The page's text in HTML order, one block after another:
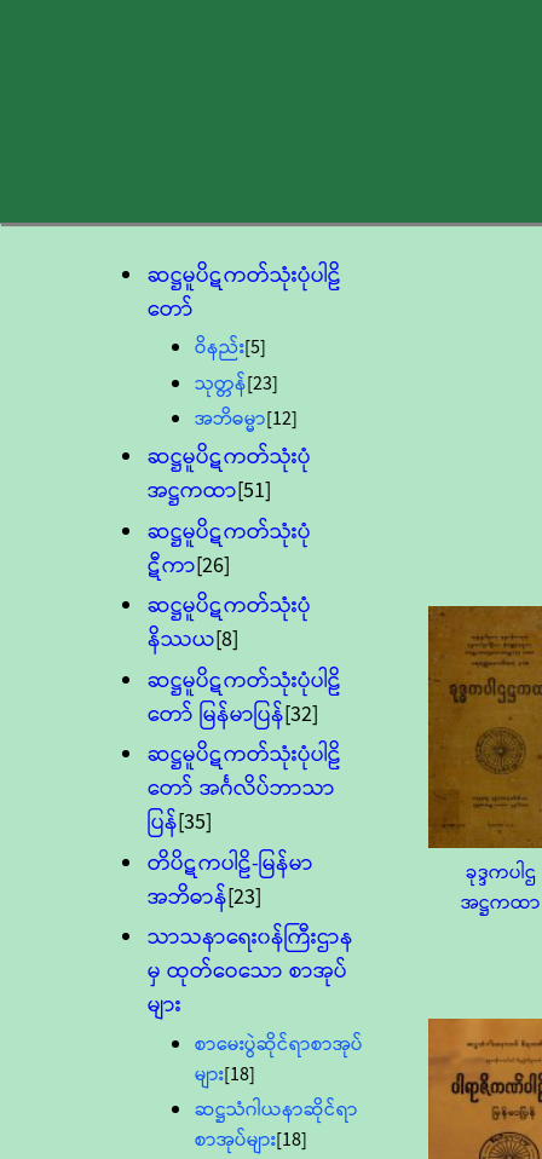
ဆဋ္ဌမူပိဋကတ်သုံးပုံပါဠိ
တော်
ဝိနည်း[5]
သုတ္တန်[23]
အဘိဓမ္မာ[12]
ဆဋ္ဌမူပိဋကတ်သုံးပုံ
အဋ္ဌကထာ[51]
ဆဋ္ဌမူပိဋကတ်သုံးပုံ
ဋီကာ[26]
ဆဋ္ဌမူပိဋကတ်သုံးပုံ
နိဿယ[8]
ဆဋ္ဌမူပိဋကတ်သုံးပုံပါဠိ
တော် မြန်မာပြန်[32]
ဆဋ္ဌမူပိဋကတ်သုံးပုံပါဠိ
တော် အင်္ဂလိပ်ဘာသာ
ပြန်[35]
တိပိဋကပါဠိ-မြန်မာ
အဘိဓာန်[23]
သာသနာရေး၀န်ကြီးဌာန
မှ ထုတ်ဝေသော စာအုပ်
များ
စာမေးပွဲဆိုင်ရာစာအုပ်
များ[18]
ဆဋ္ဌသံဂါယနာဆိုင်ရာ
စာအုပ်များ[18]
ခုဒ္ဒကပါဌ
အဋ္ဌကထာ